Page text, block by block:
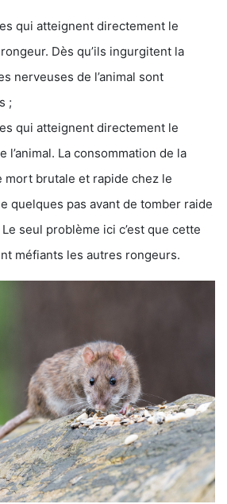
qui atteignent directement le
Dès qu’ils ingurgitent la
nerveuses de l’animal sont
;
qui atteignent directement le
l’animal. La consommation de la
mort brutale et rapide chez le
quelques pas avant de tomber raide
seul problème ici c’est que cette
méfiants les autres rongeurs.